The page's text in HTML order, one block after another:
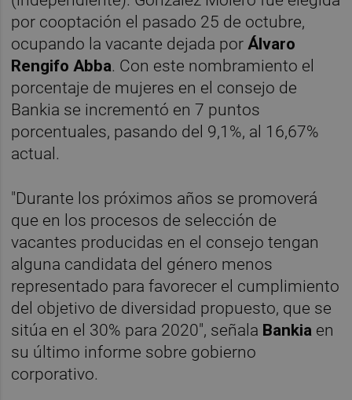
por cooptación el pasado 25 de octubre,
ocupando la vacante dejada porÁlvaro
Rengifo Abba. Con este nombramiento el
porcentaje de mujeres en el consejo de
Bankia se incrementó en 7 puntos
porcentuales, pasando del 9,1%, al 16,67%
actual.
"Durante los próximos años se promoverá
que en los procesos de selección de
vacantes producidas en el consejo tengan
alguna candidata del género menos
representado para favorecer el cumplimiento
del objetivo de diversidad propuesto, que se
sitúa en el 30% para 2020", señala Bankia en
su último informe sobre gobierno
corporativo.